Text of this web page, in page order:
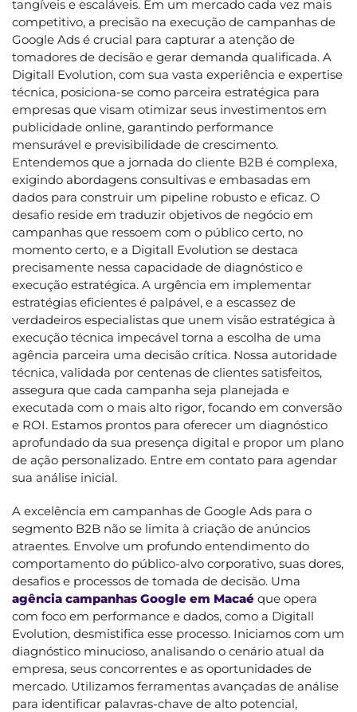
tangíveis e escaláveis. Em um mercado cada vez mais
competitivo, a precisão na execução de campanhas de
Google Ads é crucial para capturar a atenção de
tomadores de decisão e gerar demanda qualificada. A
Digitall Evolution, com sua vasta experiência e expertise
técnica, posiciona-se como parceira estratégica para
empresas que visam otimizar seus investimentos em
publicidade online, garantindo performance
mensurável e previsibilidade de crescimento.
Entendemos que a jornada do cliente B2B é complexa,
exigindo abordagens consultivas e embasadas em
dados para construir um pipeline robusto e eficaz. O
desafio reside em traduzir objetivos de negócio em
campanhas que ressoem com o público certo, no
momento certo, e a Digitall Evolution se destaca
precisamente nessa capacidade de diagnóstico e
execução estratégica. A urgência em implementar
estratégias eficientes é palpável, e a escassez de
verdadeiros especialistas que unem visão estratégica à
execução técnica impecável torna a escolha de uma
agência parceira uma decisão crítica. Nossa autoridade
técnica, validada por centenas de clientes satisfeitos,
assegura que cada campanha seja planejada e
executada com o mais alto rigor, focando em conversão
e ROI. Estamos prontos para oferecer um diagnóstico
aprofundado da sua presença digital e propor um plano
de ação personalizado. Entre em contato para agendar
sua análise inicial.
A excelência em campanhas de Google Ads para o
segmento B2B não se limita à criação de anúncios
atraentes. Envolve um profundo entendimento do
comportamento do público-alvo corporativo, suas dores,
desafios e processos de tomada de decisão. Uma
agência campanhas Google em Macaé que opera
com foco em performance e dados, como a Digitall
Evolution, desmistifica esse processo. Iniciamos com um
diagnóstico minucioso, analisando o cenário atual da
empresa, seus concorrentes e as oportunidades de
mercado. Utilizamos ferramentas avançadas de análise
para identificar palavras-chave de alto potencial,